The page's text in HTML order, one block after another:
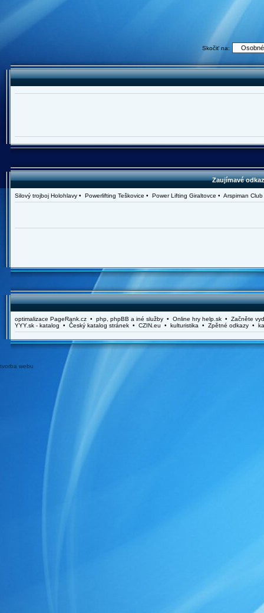
Skočiť na:
Zaujímavé
Silový trojboj Holohlavy • Powerlifting Teškovice • Power Lifting Giraltovce • Arspiman
optimalizace PageRank.cz • php, phpBB a iné služby • Online hry help.sk • Začněte
YYY.sk - katalog • Český katalog stránek • CZIN.eu • kulturistika • Zpětné odkazy •
tvorba webu